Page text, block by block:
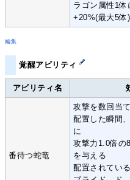
ラゴン属性1体
+20%(最大5体)
編集
覚醒アビリティ
アビリティ名
番待つ蛇竜
攻撃を数回当
配置した瞬間
に
攻撃力1.0倍の
を与える
配置されてい